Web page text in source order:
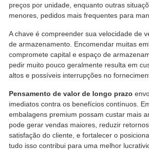
preços por unidade, enquanto outras
menores, pedidos mais frequentes para
A chave é compreender sua velocidade de
de armazenamento. Encomendar muitas
compromete capital e espaço de
pedir muito pouco geralmente resulta em
altos e possíveis interrupções no
Pensamento de valor de longo prazo
imediatos contra os benefícios contínuos.
embalagens premium possam custar mais
pode gerar vendas maiores, reduzir
satisfação do cliente, e fortalecer o
tudo isso contribui para uma melhor